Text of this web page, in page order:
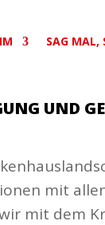
SAG MAL,
UND
mit
mit dem